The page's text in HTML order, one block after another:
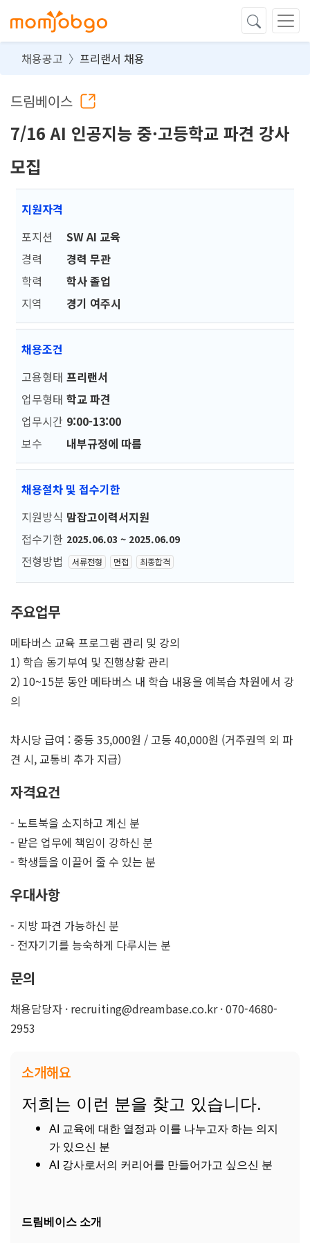
채용공고 프리랜서 채용
드림베이스
7/16 AI 인공지능 중·고등학교 파견 강사
모집
지원자격
포지션
SW AI 교육
경력
경력 무관
학력
학사 졸업
지역
경기 여주시
채용조건
고용형태 프리랜서
업무형태 학교 파견
업무시간 9:00-13:00
보수
내부규정에 따름
채용절차 및 접수기한
지원방식 맘잡고이력서지원
접수기한 2025.06.03 ~ 2025.06.09
전형방법 서류전형 면접 최종합격
주요업무
메타버스 교육 프로그램 관리 및 강의
1) 학습 동기부여 및 진행상황 관리
2) 10~15분 동안 메타버스 내 학습 내용을 예복습 차원에서 강
의
차시당 급여 : 중등 35,000원 / 고등 40,000원 (거주권역 외 파
견 시, 교통비 추가 지급)
자격요건
- 노트북을 소지하고 계신 분
- 맡은 업무에 책임이 강하신 분
- 학생들을 이끌어 줄 수 있는 분
우대사항
- 지방 파견 가능하신 분
- 전자기기를 능숙하게 다루시는 분
문의
채용담당자 · recruiting@dreambase.co.kr · 070-4680-
2953
소개해요
저희는 이런 분을 찾고 있습니다.
AI 교육에 대한 열정과 이를 나누고자 하는 의지
가 있으신 분
AI 강사로서의 커리어를 만들어가고 싶으신 분
드림베이스 소개